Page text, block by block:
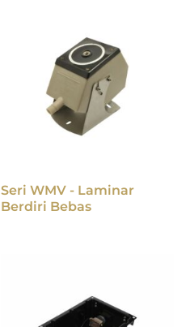
Seri WMV - Laminar
Berdiri Bebas